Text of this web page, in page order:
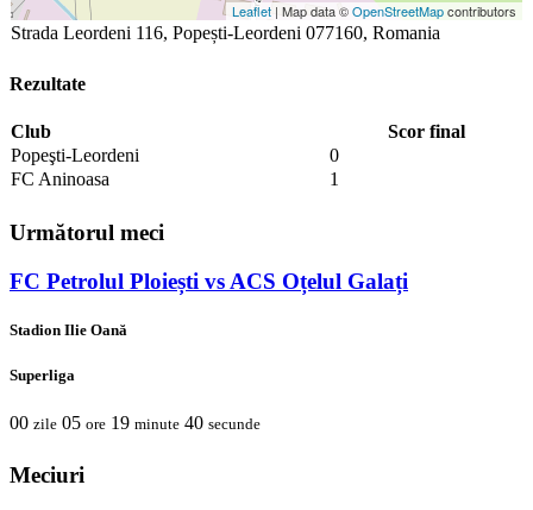
Leaflet | Map data ©OpenStreetMapcontributors
Strada Leordeni 116, Popești-Leordeni 077160, Romania
Rezultate
Club
Scor final
Popeşti-Leordeni
0
FC Aninoasa
1
Următorul meci
FC Petrolul Ploiești vs ACS Oțelul Galați
Stadion Ilie Oană
Superliga
00 zile 05 ore 19 minute 40 secunde
Meciuri